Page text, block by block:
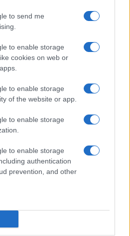
to send me
to enable storage
cookies on web or
to enable storage
of the website or app.
to enable storage
to enable storage
authentication
prevention, and other
degli Angeli: migliaia di